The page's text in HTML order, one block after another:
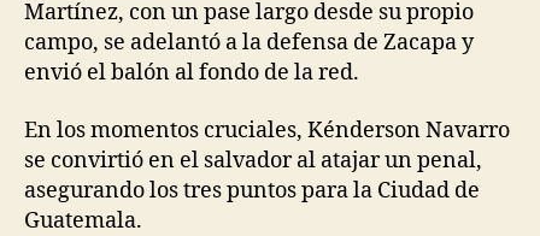
Martínez, con un pase largo desde su propio
campo, se adelantó a la defensa de Zacapa y
envió el balón al fondo de la red.
En los momentos cruciales, Kénderson Navarro
se convirtió en el salvador al atajar un penal,
asegurando los tres puntos para la Ciudad de
Guatemala.